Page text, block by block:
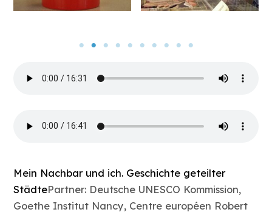
Mein Nachbar und ich. Geschichte geteilter
StädtePartner: Deutsche UNESCO Kommission,
Goethe Institut Nancy, Centre européen Robert